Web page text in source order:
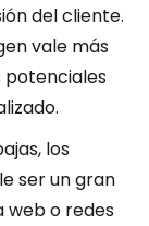
del cliente.
vale más
potenciales
los
ser un gran
web o redes